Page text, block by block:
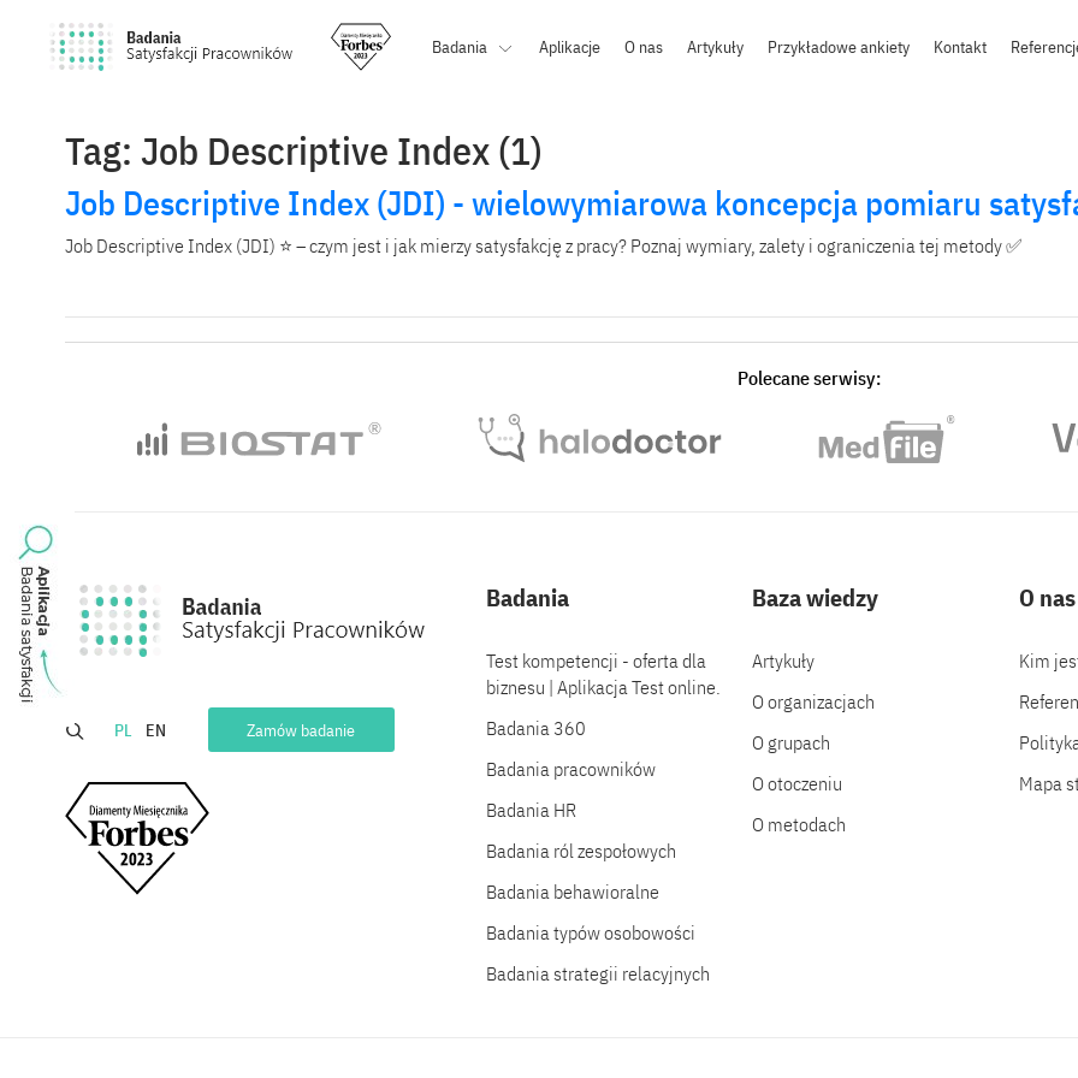
Badania Aplikacje O nas Artykuły Przykładowe ankiety Kontakt
Tag: Job Descriptive Index (1)
Job Descriptive Index (JDI) - wielowymiarowa koncepcja pomiaru
Job Descriptive Index (JDI) ⭐ – czym jest i jak mierzy satysfakcję z pracy? Poznaj wymiary, zalety i ograniczenia tej metody ✅
Polecane serwisy:
PL EN Zamów badanie
Badania
Test kompetencji - oferta dla
biznesu | Aplikacja Test online.
Badania 360
Badania pracowników
Badania HR
Badania ról zespołowych
Badania behawioralne
Badania typów osobowości
Badania strategii relacyjnych
Baza wiedzy
Artykuły
O organizacjach
O grupach
O otoczeniu
O metodach
O nas
Kim
Mapa